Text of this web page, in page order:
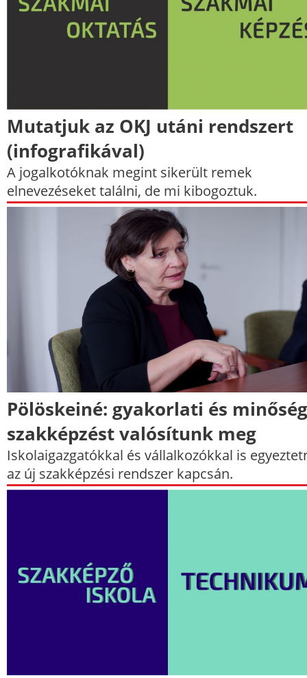
Mutatjuk az OKJ utáni rendszert
(infografikával)
A jogalkotóknak megint sikerült remek
elnevezéseket találni, de mi kibogoztuk.
Pölöskeiné: gyakorlati és
szakképzést valósítunk meg
Iskolaigazgatókkal és vállalkozókkal is
az új szakképzési rendszer kapcsán.